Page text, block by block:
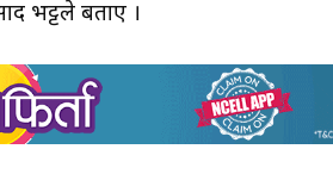
भट्टले बताए ।